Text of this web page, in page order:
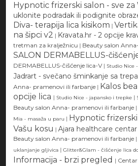
Hypnotic frizerski salon - sve za
uklonite podradak ili podignite
Diva- terapija lica kisikom |
na šipci v2 | Kravata.hr - 2 opcije
tretman za kralježnicu | Beauty salon
SALON DERMABELLUS-
DERMABELLUS-čišćenje lica-V | Studio Nice
Jadrart - svečano šminkanje sa
Anna- pramenovi ili farbanje | Kalos
opcije lica | Studio Nice - japansko i trepke |
Beauty salon Anna- pramenovi ili farbanje |
Mia - masaža u paru | Hypnotic
Vašu kosu | Ajara healthcare
Beauty salon Anna- pramenovi ili farbanje |
uklanjanje gljivica | Glitter&Glam - čišćenje lica do
Informacija - brzi pregled |